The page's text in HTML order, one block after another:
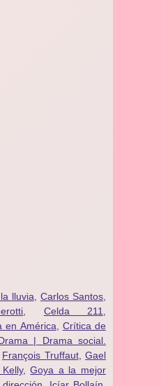
lluvia Carlos Santos
Celda 211
en América
Crítica de
| Drama social.
François Truffaut, Gael
,Goya a la mejor